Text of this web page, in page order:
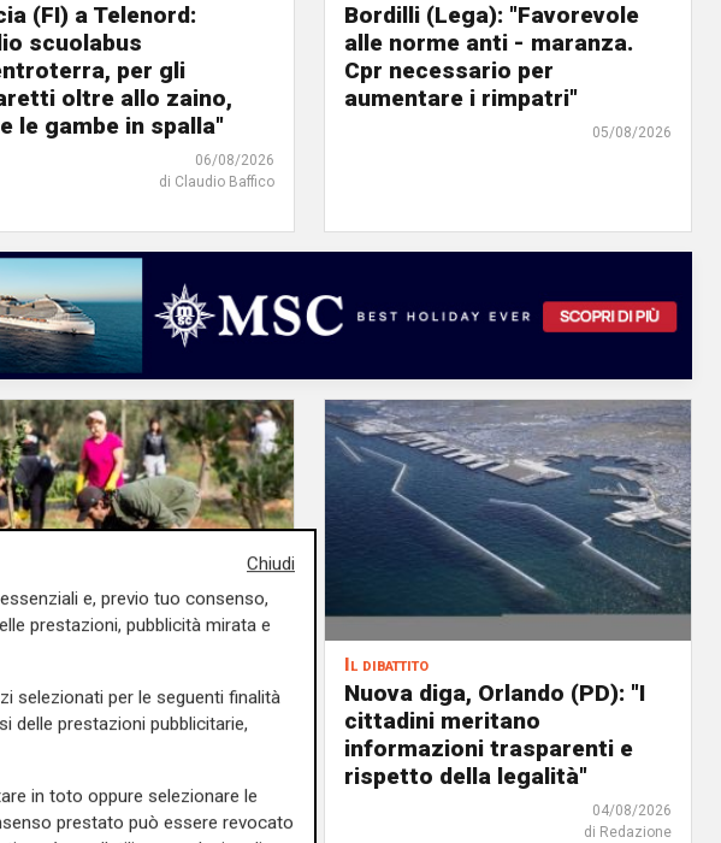
(FI) a Telenord:
scuolabus
per gli
oltre allo zaino,
le gambe in spalla"
06/08/2026
di Claudio Baffico
Bordilli (Lega): "Favorevole
alle norme anti - maranza.
Cpr necessario per
aumentare i rimpatri"
05/08/2026
incrementato di un
il bando per
di Redazione
Il dibattito
Nuova diga, Orlando (PD): "I
cittadini meritano
informazioni trasparenti e
rispetto della legalità"
04/08/2026
di Redazione
Chiudi
e, previo tuo consenso,
prestazioni, pubblicità mirata e
selezionati per le seguenti finalità
delle prestazioni pubblicitarie,
in toto oppure selezionare le
prestato può essere revocato